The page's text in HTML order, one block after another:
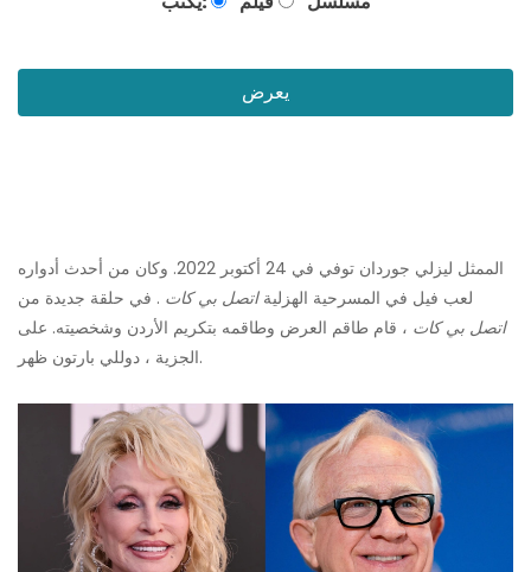
يعرض
الممثل ليزلي جوردان توفي في 24 أكتوبر 2022. وكان من أحدث أدواره
لعب فيل في المسرحية الهزلية اتصل بي كات . في حلقة جديدة من
اتصل بي كات ، قام طاقم العرض وطاقمه بتكريم الأردن وشخصيته. على
الجزية ، دوللي بارتون ظهر.